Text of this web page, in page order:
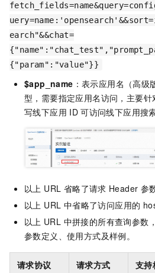
earch"&&chat=
{"param":"value"}}
$app_name ：表示应用名（高
型，需要指定应用名访问，主要
写线下应用 ID 可访问线下应用搜
以上 URL 省略了请求 Header 参
以上 URL 中省略了访问应用的
以上 URL 中拼接的所有查询参数
参数定义、使用方式及样例。
请求协议 请求方式 支持